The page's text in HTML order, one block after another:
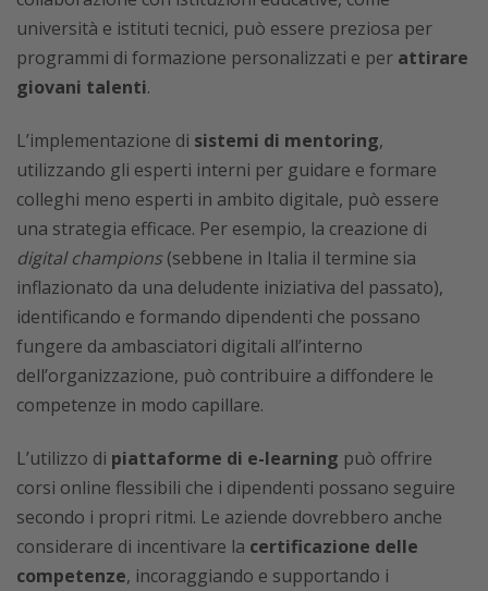
università e istituti tecnici, può essere preziosa per
programmi di formazione personalizzati e per attirare
giovani talenti.
L’implementazione di sistemi di mentoring,
utilizzando gli esperti interni per guidare e formare
colleghi meno esperti in ambito digitale, può essere
una strategia efficace. Per esempio, la creazione di
digital champions (sebbene in Italia il termine sia
inflazionato da una deludente iniziativa del passato),
identificando e formando dipendenti che possano
fungere da ambasciatori digitali all’interno
dell’organizzazione, può contribuire a diffondere le
competenze in modo capillare.
L’utilizzo di piattaforme di e-learning può offrire
corsi online flessibili che i dipendenti possano seguire
secondo i propri ritmi. Le aziende dovrebbero anche
considerare di incentivare la certificazione delle
competenze, incoraggiando e supportando i